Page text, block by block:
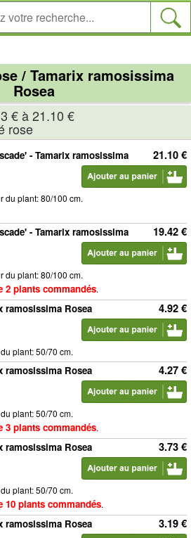
/ Tamarix ramosissima
Rosea
€ à 21.10 €
rose
21.10 €
- Tamarix ramosissima
du plant: 80/100 cm.
19.42 €
- Tamarix ramosissima
du plant: 80/100 cm.
2 plants commandés.
4.92 €
ramosissima Rosea
plant: 50/70 cm.
4.27 €
ramosissima Rosea
plant: 50/70 cm.
3 plants commandés.
3.73 €
ramosissima Rosea
plant: 50/70 cm.
10 plants commandés.
3.19 €
ramosissima Rosea